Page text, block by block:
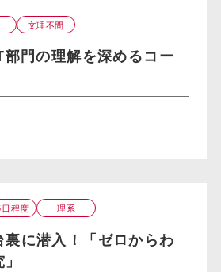
文理不問
門の理解を深めるコー
程度 理系
に潜入！「ゼロからわ